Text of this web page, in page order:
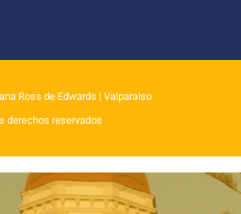
Ross de Edwards | Valparaiso
derechos reservados